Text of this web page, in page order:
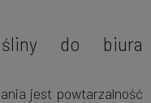
do biura
jest powtarzalność